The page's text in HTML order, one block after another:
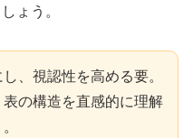
ょう。
、視認性を高める要。
の構造を直感的に理解